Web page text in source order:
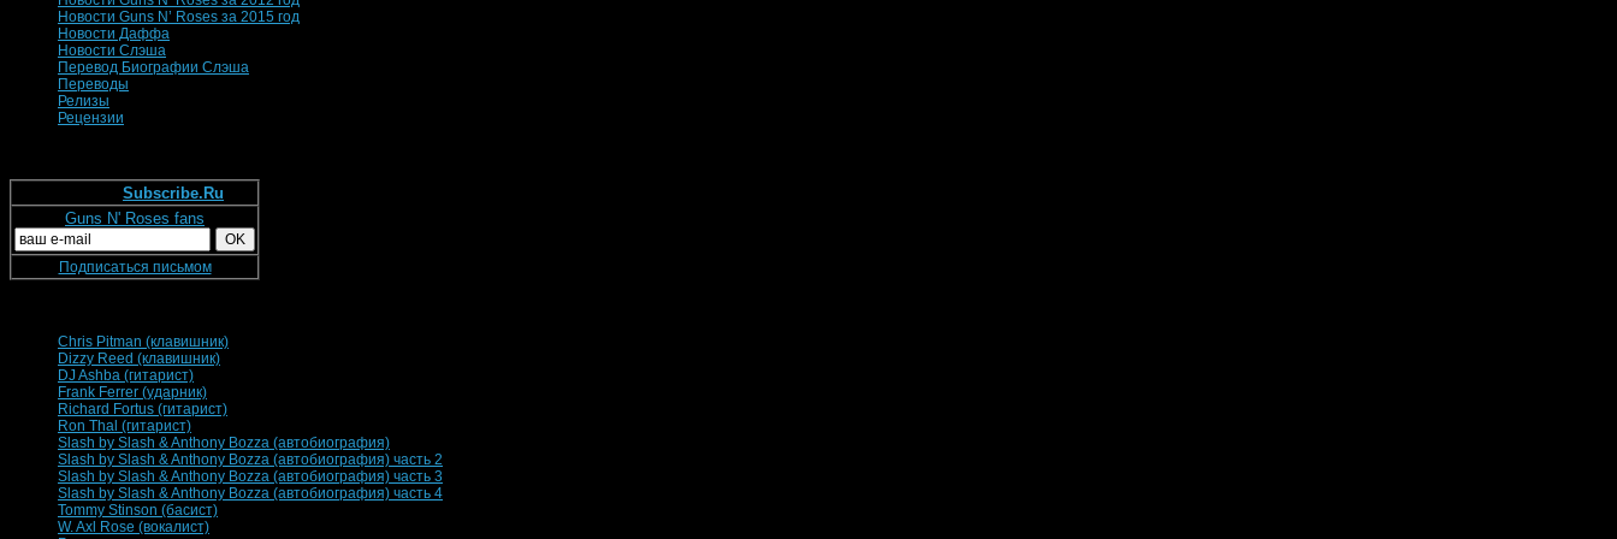
Новости Guns N’ Roses за 2015 год
Новости Даффа
Новости Слэша
Перевод Биографии Слэша
Переводы
Релизы
Рецензии
Subscribe.Ru
Guns N' Roses fans
Подписаться письмом
Chris Pitman (клавишник)
Dizzy Reed (клавишник)
DJ Ashba (гитарист)
Frank Ferrer (ударник)
Richard Fortus (гитарист)
Ron Thal (гитарист)
Slash by Slash & Anthony Bozza (автобиография)
Slash by Slash & Anthony Bozza (автобиография) часть 2
Slash by Slash & Anthony Bozza (автобиография) часть 3
Slash by Slash & Anthony Bozza (автобиография) часть 4
Tommy Stinson (басист)
W. Axl Rose (вокалист)